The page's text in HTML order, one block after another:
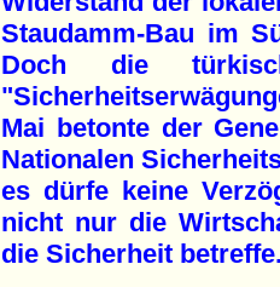
Staudamm-Bau im
Doch die
Mai betonte der
Nationalen
es dürfe keine
nicht nur die
die Sicherheit